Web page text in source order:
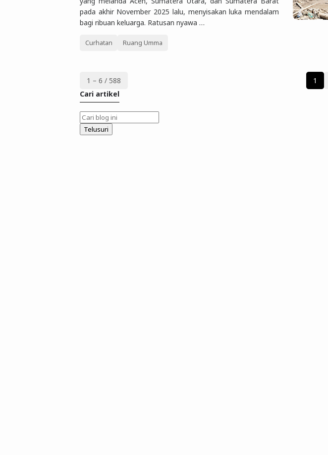
pada akhir November 2025 lalu, menyisakan luka mendalam
bagi ribuan keluarga. Ratusan nyawa …
Curhatan Ruang Umma
1 – 6 / 588 1
Cari artikel